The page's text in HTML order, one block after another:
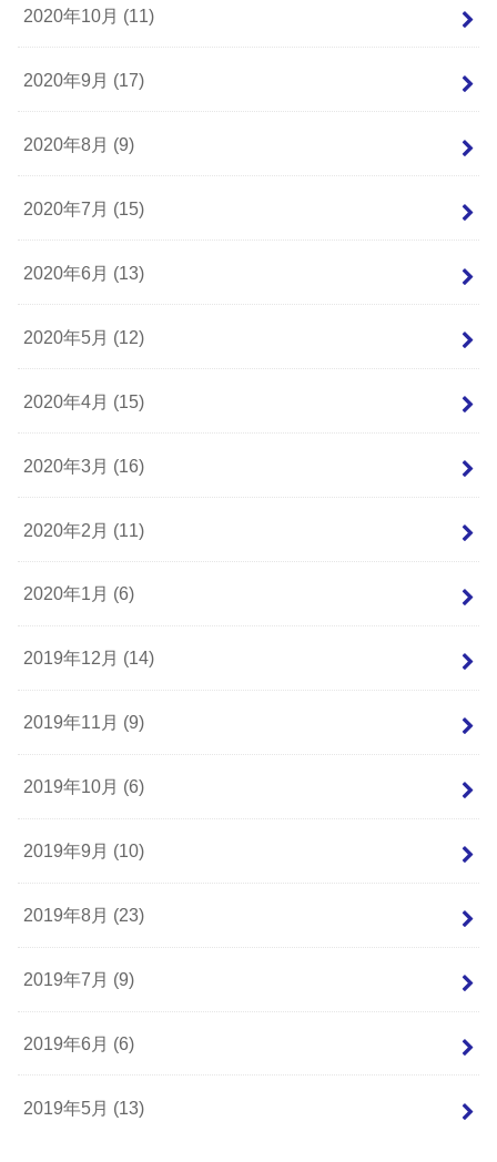
2020年10月 (11)
2020年9月 (17)
2020年8月 (9)
2020年7月 (15)
2020年6月 (13)
2020年5月 (12)
2020年4月 (15)
2020年3月 (16)
2020年2月 (11)
2020年1月 (6)
2019年12月 (14)
2019年11月 (9)
2019年10月 (6)
2019年9月 (10)
2019年8月 (23)
2019年7月 (9)
2019年6月 (6)
2019年5月 (13)